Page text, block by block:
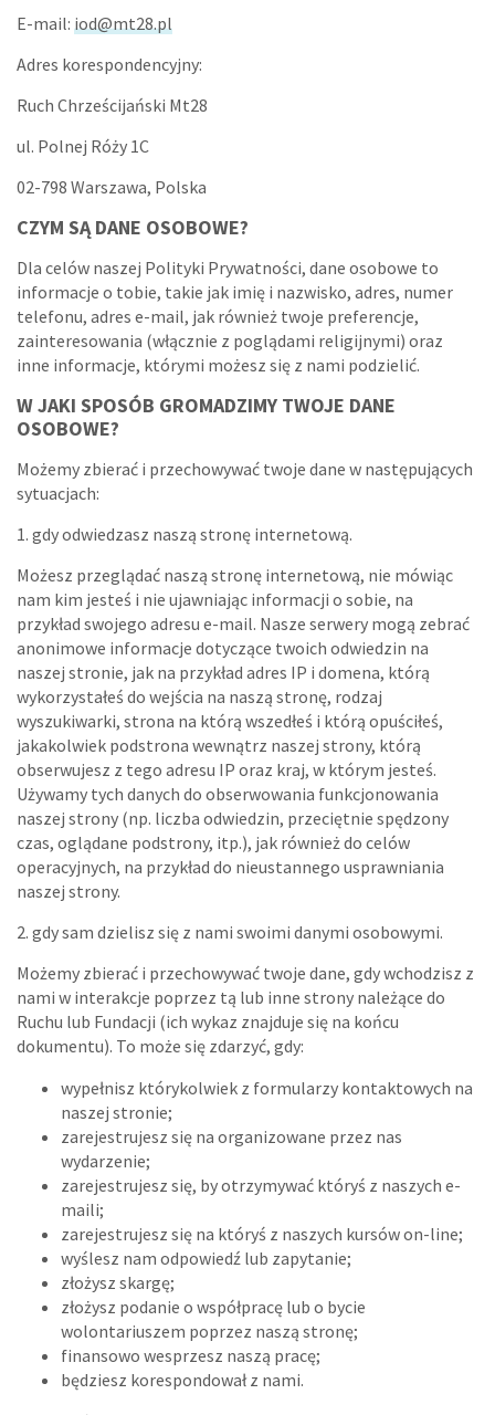
E-mail: iod@mt28.pl
Adres korespondencyjny:
Ruch Chrześcijański Mt28
ul. Polnej Róży 1C
02-798 Warszawa, Polska
CZYM SĄ DANE OSOBOWE?
Dla celów naszej Polityki Prywatności, dane osobowe to
informacje o tobie, takie jak imię i nazwisko, adres, numer
telefonu, adres e-mail, jak również twoje preferencje,
zainteresowania (włącznie z poglądami religijnymi) oraz
inne informacje, którymi możesz się z nami podzielić.
W JAKI SPOSÓB GROMADZIMY TWOJE DANE
OSOBOWE?
Możemy zbierać i przechowywać twoje dane w następujących
sytuacjach:
1. gdy odwiedzasz naszą stronę internetową.
Możesz przeglądać naszą stronę internetową, nie mówiąc
nam kim jesteś i nie ujawniając informacji o sobie, na
przykład swojego adresu e-mail. Nasze serwery mogą zebrać
anonimowe informacje dotyczące twoich odwiedzin na
naszej stronie, jak na przykład adres IP i domena, którą
wykorzystałeś do wejścia na naszą stronę, rodzaj
wyszukiwarki, strona na którą wszedłeś i którą opuściłeś,
jakakolwiek podstrona wewnątrz naszej strony, którą
obserwujesz z tego adresu IP oraz kraj, w którym jesteś.
Używamy tych danych do obserwowania funkcjonowania
naszej strony (np. liczba odwiedzin, przeciętnie spędzony
czas, oglądane podstrony, itp.), jak również do celów
operacyjnych, na przykład do nieustannego usprawniania
naszej strony.
2. gdy sam dzielisz się z nami swoimi danymi osobowymi.
Możemy zbierać i przechowywać twoje dane, gdy wchodzisz z
nami w interakcje poprzez tą lub inne strony należące do
Ruchu lub Fundacji (ich wykaz znajduje się na końcu
dokumentu). To może się zdarzyć, gdy:
wypełnisz którykolwiek z formularzy kontaktowych na
naszej stronie;
zarejestrujesz się na organizowane przez nas
wydarzenie;
zarejestrujesz się, by otrzymywać któryś z naszych e-
maili;
zarejestrujesz się na któryś z naszych kursów on-line;
wyślesz nam odpowiedź lub zapytanie;
złożysz skargę;
złożysz podanie o współpracę lub o bycie
wolontariuszem poprzez naszą stronę;
finansowo wesprzesz naszą pracę;
będziesz korespondował z nami.